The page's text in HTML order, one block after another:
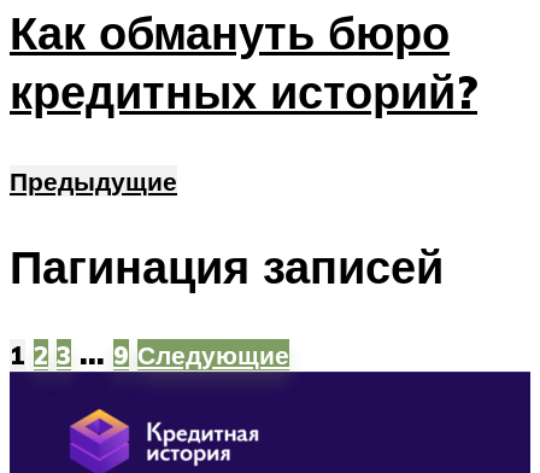
Как обмануть бюро
кредитных историй?
Предыдущие
Пагинация записей
1 2 3 … 9 Следующие